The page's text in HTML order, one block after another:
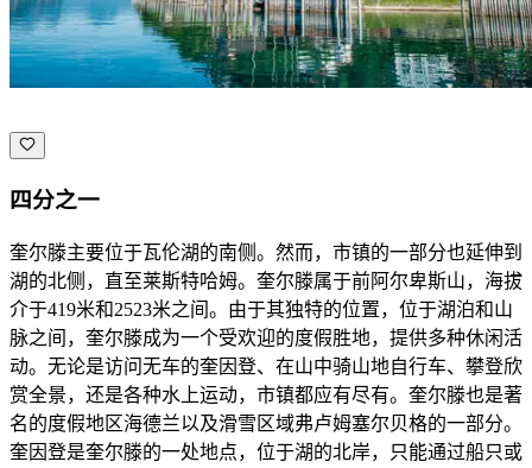
四分之一
奎尔滕主要位于瓦伦湖的南侧。然而，市镇的一部分也延伸到
湖的北侧，直至莱斯特哈姆。奎尔滕属于前阿尔卑斯山，海拔
介于419米和2523米之间。由于其独特的位置，位于湖泊和山
脉之间，奎尔滕成为一个受欢迎的度假胜地，提供多种休闲活
动。无论是访问无车的奎因登、在山中骑山地自行车、攀登欣
赏全景，还是各种水上运动，市镇都应有尽有。奎尔滕也是著
名的度假地区海德兰以及滑雪区域弗卢姆塞尔贝格的一部分。
奎因登是奎尔滕的一处地点，位于湖的北岸，只能通过船只或